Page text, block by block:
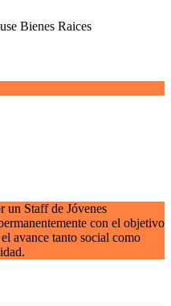
Bienes Raices
un Staff de Jóvenes
con el objetivo
avance tanto social como